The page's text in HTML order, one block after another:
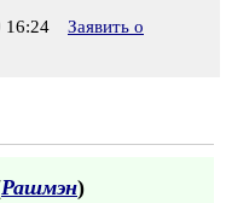
16:24
Заявить о
Рашмэн)